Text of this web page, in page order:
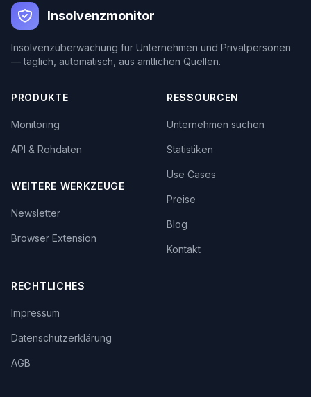
Insolvenzmonitor
Insolvenzüberwachung für Unternehmen und Privatpersonen
— täglich, automatisch, aus amtlichen Quellen.
PRODUKTE
Monitoring
API & Rohdaten
WEITERE WERKZEUGE
Newsletter
Browser Extension
RESSOURCEN
Unternehmen suchen
Statistiken
Use Cases
Preise
Blog
Kontakt
RECHTLICHES
Impressum
Datenschutzerklärung
AGB